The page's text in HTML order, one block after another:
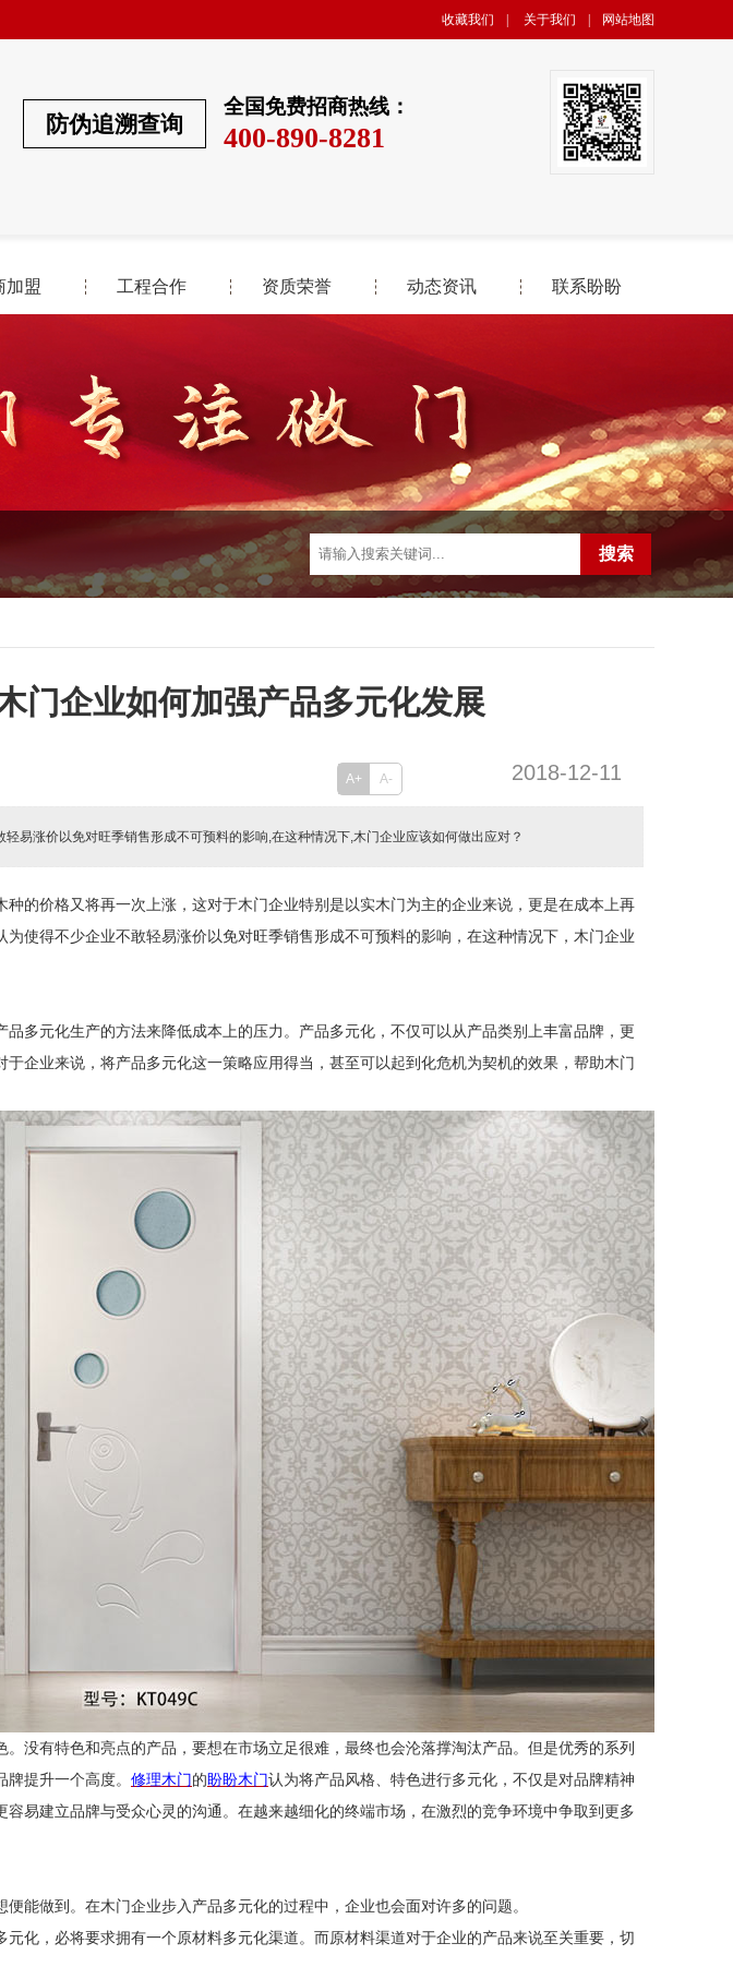
收藏我们 关于我们 网站地图
全国免费招商热线：
400-890-8281
防伪追溯查询
加盟 工程合作 资质荣誉 动态资讯 联系盼盼
门企业如何加强产品多元化发展
2018-12-11
A+ A-
易涨价以免对旺季销售形成不可预料的影响,在这种情况下,木门企业应该如何做出应对？
种的价格又将再一次上涨，这对于木门企业特别是以实木门为主的企业来说，更是在成本上再
为使得不少企业不敢轻易涨价以免对旺季销售形成不可预料的影响，在这种情况下，木门企业
多元化生产的方法来降低成本上的压力。产品多元化，不仅可以从产品类别上丰富品牌，更
企业来说，将产品多元化这一策略应用得当，甚至可以起到化危机为契机的效果，帮助木门
没有特色和亮点的产品，要想在市场立足很难，最终也会沦落撑淘汰产品。但是优秀的系列
提升一个高度。 修理木门 的盼盼木门认为将产品风格、特色进行多元化，不仅是对品牌精神
易建立品牌与受众心灵的沟通。在越来越细化的终端市场，在激烈的竞争环境中争取到更多
能做到。在木门企业步入产品多元化的过程中，企业也会面对许多的问题。
化，必将要求拥有一个原材料多元化渠道。而原材料渠道对于企业的产品来说至关重要，切